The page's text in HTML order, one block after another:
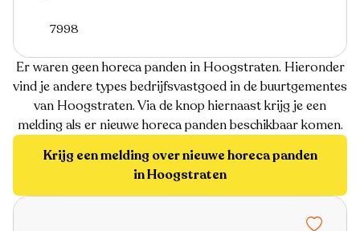
7998
Er waren geen horeca panden in Hoogstraten. Hieronder
vind je andere types bedrijfsvastgoed in de buurtgementes
van Hoogstraten. Via de knop hiernaast krijg je een
melding als er nieuwe horeca panden beschikbaar komen.
Krijg een melding over nieuwe horeca panden
in Hoogstraten